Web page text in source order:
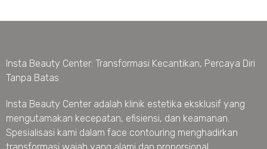
Insta Beauty Center: Transformasi Kecantikan, Percaya Diri
Tanpa Batas
Insta Beauty Center adalah klinik estetika eksklusif yang
mengutamakan kecepatan, efisiensi, dan keamanan.
Spesialisasi kami dalam face contouring menghadirkan